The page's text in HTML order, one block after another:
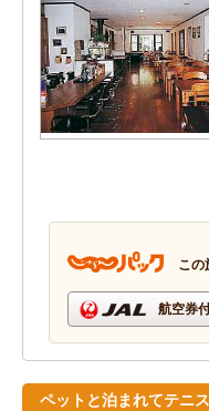
この
航空券
ペットと泊まれてテニ